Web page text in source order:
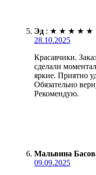
Эд : ★ ★ ★ ★ ★
28.10.2025
Красавчики.
сделали
яркие. Приятно
Обязательно
Рекомендую.
Мальвина
09.09.2025